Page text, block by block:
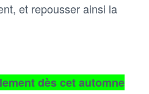
et repousser ainsi la
dès cet automne